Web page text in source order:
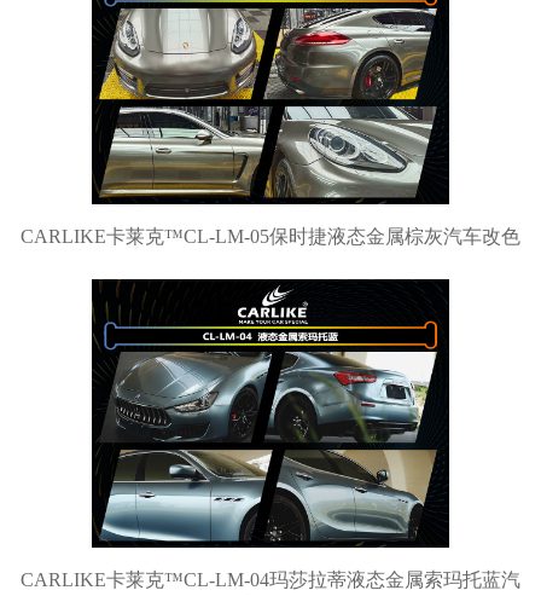
CARLIKE卡莱克™CL-LM-05保时捷液态金属棕灰汽车改色
CARLIKE卡莱克™CL-LM-04玛莎拉蒂液态金属索玛托蓝汽